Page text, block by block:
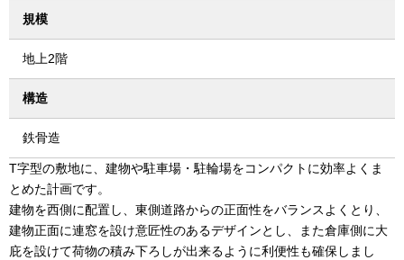
規模
地上2階
構造
鉄骨造
T字型の敷地に、建物や駐車場・駐輪場をコンパクトに効率よくま
とめた計画です。
建物を西側に配置し、東側道路からの正面性をバランスよくとり、
建物正面に連窓を設け意匠性のあるデザインとし、また倉庫側に大
庇を設けて荷物の積み下ろしが出来るように利便性も確保しまし